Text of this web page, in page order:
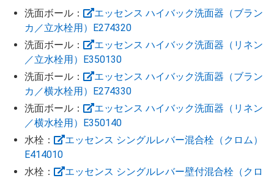
洗面ボール：
エッセンス ハイバック洗面器（ブラン
カ／立水栓用）E274320
洗面ボール：
エッセンス ハイバック洗面器（リネン
／立水栓用）E350130
洗面ボール：
エッセンス ハイバック洗面器（ブラン
カ／横水栓用）E274330
洗面ボール：
エッセンス ハイバック洗面器（リネン
／横水栓用）E350140
水栓：
エッセンス シングルレバー混合栓（クロム）
E414010
水栓：
エッセンス シングルレバー壁付混合栓（クロ